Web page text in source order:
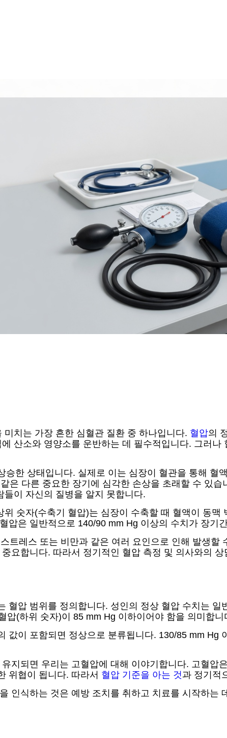
치는 가장 흔한 심혈관 질환 중 하나입니다. 혈압의
산소와 영양소를 운반하는 데 필수적입니다. 그러
승한 상태입니다. 실제로 이는 심장이 혈관을 통해 혈
은 다른 중요한 장기에 심각한 손상을 초래할 수 있습
이 자신의 질병을 알지 못합니다.
숫자(수축기 혈압)는 심장이 수축할 때 혈액이 동
압은 일반적으로 140/90 mm Hg 이상의 수치가 장기
트레스 또는 비만과 같은 여러 요인으로 인해 발생
요합니다. 따라서 정기적인 혈압 측정 및 의사와의
혈압 범위를 정의합니다. 성인의 정상 혈압 수치는
압(하위 숫자)이 85 mm Hg 이하이어야 함을 의미합니
값이 포함되면 정상으로 분류됩니다. 130/85 mm Hg
지되면 우리는 고혈압에 대해 이야기합니다. 고혈압
위협이 됩니다. 따라서 혈압 기준을 아는 것과 정기적
인식하는 것은 예방 조치를 취하고 치료를 시작하는